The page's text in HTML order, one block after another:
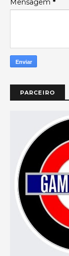
Mensagem *
PARCEIRO